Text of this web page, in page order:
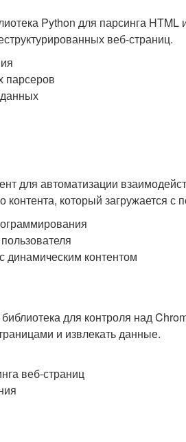
Python для парсинга
веб-страниц.
парсеров
для автоматизации
контента, который загружается
динамическим контентом
для контроля над
и извлекать данные.
веб-страниц